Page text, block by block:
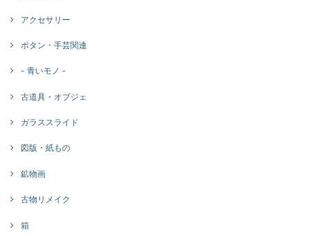
アクセサリー
ボタン・手芸関連
- 青いモノ -
古道具・オブジェ
ガラススライド
図版・紙もの
鉱物画
古物リメイク
箱